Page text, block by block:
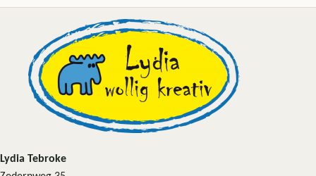
Lydia Tebroke